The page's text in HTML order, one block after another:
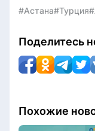
#Астана#Турция
Поделитесь
Похожие